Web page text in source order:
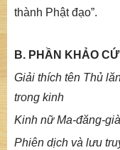
thành Phật đạo”.
B. PHẦN KHẢO
Giải thích tên Thủ l
trong kinh
Kinh nữ Ma-đăng-
Phiên dịch và lưu